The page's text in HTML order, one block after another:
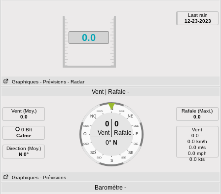
0.0
Last rain
12-23-2023
Graphiques - Prévisions - Radar
Vent | Rafale -
Vent (Moy.)
0.0
0 Bft
Calme
Direction (Moy.)
N 0°
N
NNO NNE
NO NE
ONO ENE
O E
OSO ESE
SO SE
SSO SSE
S
0 0
Vent
Rafale
0° N
Rafale (Maxi.)
0.0
Vent
0.0 =
0.0 km/h
0.0 m/s
0.0 mph
0.0 kts
Graphiques - Prévisions
Baromètre -